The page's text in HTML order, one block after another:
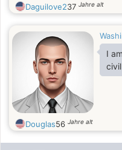
Daguilove237 Jahre alt
I
Douglas56 Jahre alt